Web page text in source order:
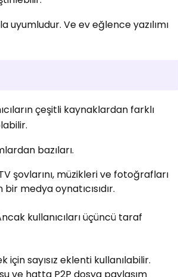
Ve ev eğlence yazılımı
çeşitli kaynaklardan farklı
bazıları.
şovlarını, müzikleri ve fotoğrafları
medya oynatıcısıdır.
kullanıcıları üçüncü taraf
sayısız eklenti kullanılabilir.
ve hatta P2P dosya paylaşım